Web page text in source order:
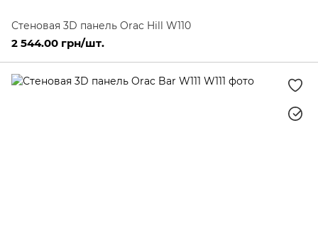
Стеновая 3D панель Orac Hill W110
2 544.00 грн/шт.